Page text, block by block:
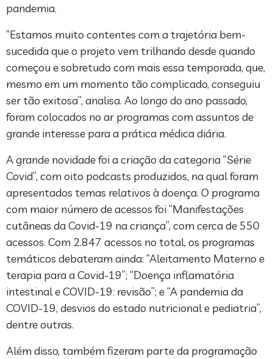
pandemia.
“Estamos muito contentes com a trajetória bem-
sucedida que o projeto vem trilhando desde quando
começou e sobretudo com mais essa temporada, que,
mesmo em um momento tão complicado, conseguiu
ser tão exitosa”, analisa. Ao longo do ano passado,
foram colocados no ar programas com assuntos de
grande interesse para a prática médica diária.
A grande novidade foi a criação da categoria “Série
Covid”, com oito podcasts produzidos, na qual foram
apresentados temas relativos à doença. O programa
com maior número de acessos foi “Manifestações
cutâneas da Covid-19 na criança”, com cerca de 550
acessos. Com 2.847 acessos no total, os programas
temáticos debateram ainda: “Aleitamento Materno e
terapia para a Covid-19”; “Doença inflamatória
intestinal e COVID-19: revisão”; e “A pandemia da
COVID-19, desvios do estado nutricional e pediatria”,
dentre outras.
Além disso, também fizeram parte da programação